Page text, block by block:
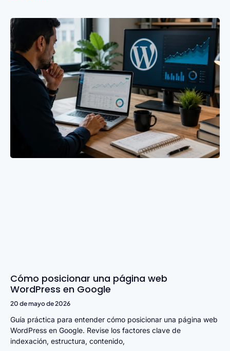
Cómo posicionar una página web
WordPress en Google
20 de mayo de 2026
Guía práctica para entender cómo posicionar una página web
WordPress en Google. Revise los factores clave de
indexación, estructura, contenido,